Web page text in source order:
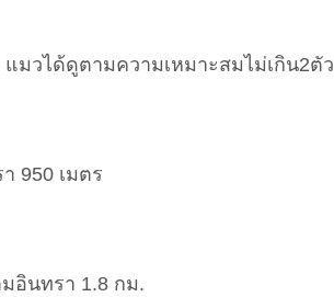
มวได้ดูตามความเหมาะสมไม่เกิน2ตัว
950 เมตร
อินทรา 1.8 กม.